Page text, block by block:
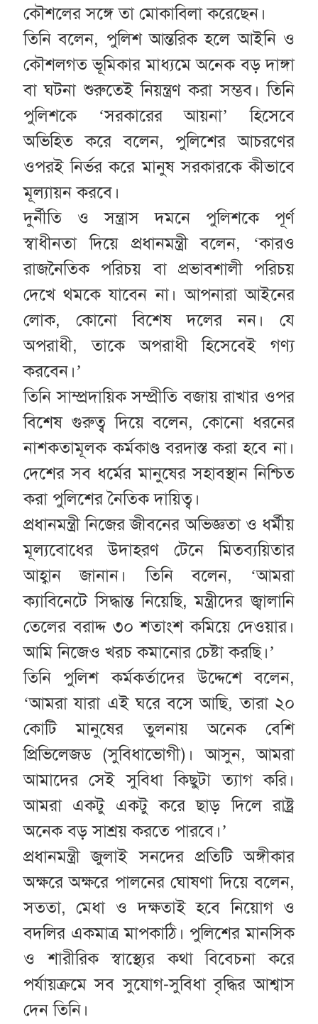
কৌশলের সঙ্গে তা মোকাবিলা করেছেন।
তিনি বলেন, পুলিশ আন্তরিক হলে আইনি ও
কৌশলগত ভূমিকার মাধ্যমে অনেক বড় দাঙ্গা
বা ঘটনা শুরুতেই নিয়ন্ত্রণ করা সম্ভব। তিনি
পুলিশকে ‘সরকারের আয়না’ হিসেবে
অভিহিত করে বলেন, পুলিশের আচরণের
ওপরই নির্ভর করে মানুষ সরকারকে কীভাবে
মূল্যায়ন করবে।
দুর্নীতি ও সন্ত্রাস দমনে পুলিশকে পূর্ণ
স্বাধীনতা দিয়ে প্রধানমন্ত্রী বলেন, ‘কারও
রাজনৈতিক পরিচয় বা প্রভাবশালী পরিচয়
দেখে থমকে যাবেন না। আপনারা আইনের
লোক, কোনো বিশেষ দলের নন। যে
অপরাধী, তাকে অপরাধী হিসেবেই গণ্য
করবেন।’
তিনি সাম্প্রদায়িক সম্প্রীতি বজায় রাখার ওপর
বিশেষ গুরুত্ব দিয়ে বলেন, কোনো ধরনের
নাশকতামূলক কর্মকাণ্ড বরদাস্ত করা হবে না।
দেশের সব ধর্মের মানুষের সহাবস্থান নিশ্চিত
করা পুলিশের নৈতিক দায়িত্ব।
প্রধানমন্ত্রী নিজের জীবনের অভিজ্ঞতা ও ধর্মীয়
মূল্যবোধের উদাহরণ টেনে মিতব্যয়িতার
আহ্বান জানান। তিনি বলেন, ‘আমরা
ক্যাবিনেটে সিদ্ধান্ত নিয়েছি, মন্ত্রীদের জ্বালানি
তেলের বরাদ্দ ৩০ শতাংশ কমিয়ে দেওয়ার।
আমি নিজেও খরচ কমানোর চেষ্টা করছি।’
তিনি পুলিশ কর্মকর্তাদের উদ্দেশে বলেন,
‘আমরা যারা এই ঘরে বসে আছি, তারা ২০
কোটি মানুষের তুলনায় অনেক বেশি
প্রিভিলেজড (সুবিধাভোগী)। আসুন, আমরা
আমাদের সেই সুবিধা কিছুটা ত্যাগ করি।
আমরা একটু একটু করে ছাড় দিলে রাষ্ট্র
অনেক বড় সাশ্রয় করতে পারবে।’
প্রধানমন্ত্রী জুলাই সনদের প্রতিটি অঙ্গীকার
অক্ষরে অক্ষরে পালনের ঘোষণা দিয়ে বলেন,
সততা, মেধা ও দক্ষতাই হবে নিয়োগ ও
বদলির একমাত্র মাপকাঠি। পুলিশের মানসিক
ও শারীরিক স্বাস্থ্যের কথা বিবেচনা করে
পর্যায়ক্রমে সব সুযোগ-সুবিধা বৃদ্ধির আশ্বাস
দেন তিনি।